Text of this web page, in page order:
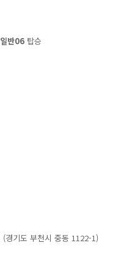
일반06 탑승
(경기도 부천시 중동 1122-1)